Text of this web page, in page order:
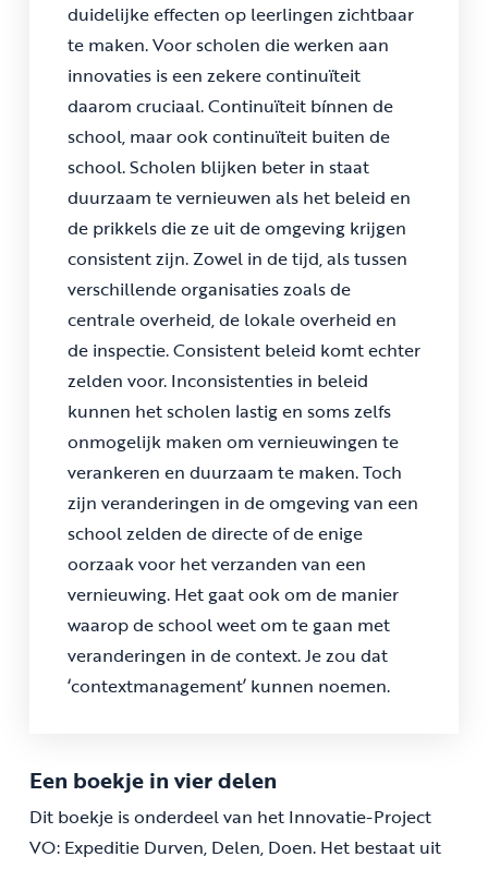
duidelijke effecten op leerlingen zichtbaar
te maken. Voor scholen die werken aan
innovaties is een zekere continuïteit
daarom cruciaal. Continuïteit bínnen de
school, maar ook continuïteit buiten de
school. Scholen blijken beter in staat
duurzaam te vernieuwen als het beleid en
de prikkels die ze uit de omgeving krijgen
consistent zijn. Zowel in de tijd, als tussen
verschillende organisaties zoals de
centrale overheid, de lokale overheid en
de inspectie. Consistent beleid komt echter
zelden voor. Inconsistenties in beleid
kunnen het scholen lastig en soms zelfs
onmogelijk maken om vernieuwingen te
verankeren en duurzaam te maken. Toch
zijn veranderingen in de omgeving van een
school zelden de directe of de enige
oorzaak voor het verzanden van een
vernieuwing. Het gaat ook om de manier
waarop de school weet om te gaan met
veranderingen in de context. Je zou dat
‘context­management’ kunnen noemen.
Een boekje in vier delen
Dit boekje is onderdeel van het Innovatie-Project
VO: Expeditie Durven, Delen, Doen. Het bestaat uit